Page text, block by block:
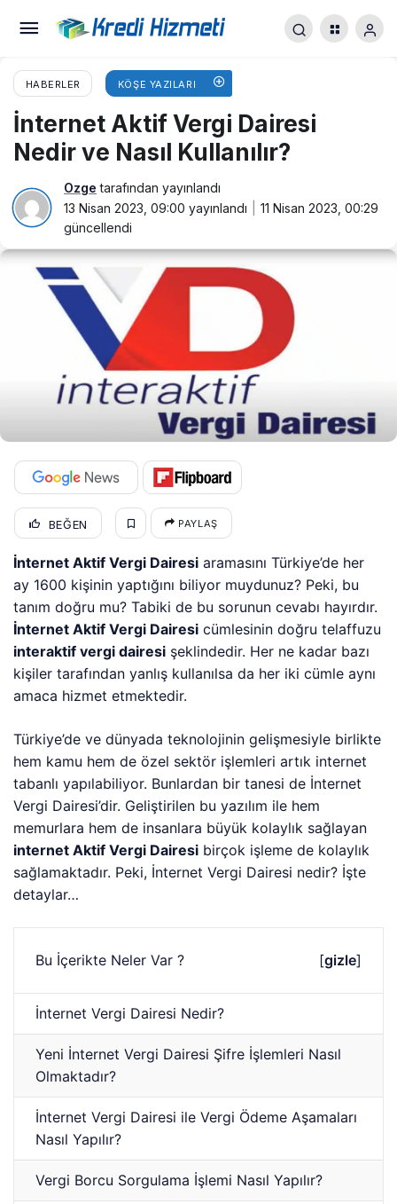
HABERLER KÖŞE YAZILARI
İnternet Aktif Vergi Dairesi
Nedir ve Nasıl Kullanılır?
Ozge tarafından yayınlandı
13 Nisan 2023, 09:00 yayınlandı
11 Nisan 2023, 00:29
güncellendi
BEĞEN PAYLAŞ
İnternet Aktif Vergi Dairesi aramasını Türkiye’de her
ay 1600 kişinin yaptığını biliyor muydunuz? Peki, bu
tanım doğru mu? Tabiki de bu sorunun cevabı hayırdır.
İnternet Aktif Vergi Dairesi cümlesinin doğru telaffuzu
interaktif vergi dairesi şeklindedir. Her ne kadar bazı
kişiler tarafından yanlış kullanılsa da her iki cümle aynı
amaca hizmet etmektedir.
Türkiye’de ve dünyada teknolojinin gelişmesiyle birlikte
hem kamu hem de özel sektör işlemleri artık internet
tabanlı yapılabiliyor. Bunlardan bir tanesi de İnternet
Vergi Dairesi’dir. Geliştirilen bu yazılım ile hem
memurlara hem de insanlara büyük kolaylık sağlayan
internet Aktif Vergi Dairesi birçok işleme de kolaylık
sağlamaktadır. Peki, İnternet Vergi Dairesi nedir? İşte
detaylar…
Bu İçerikte Neler Var ? [gizle]
İnternet Vergi Dairesi Nedir?
Yeni İnternet Vergi Dairesi Şifre İşlemleri Nasıl
Olmaktadır?
İnternet Vergi Dairesi ile Vergi Ödeme Aşamaları
Nasıl Yapılır?
Vergi Borcu Sorgulama İşlemi Nasıl Yapılır?